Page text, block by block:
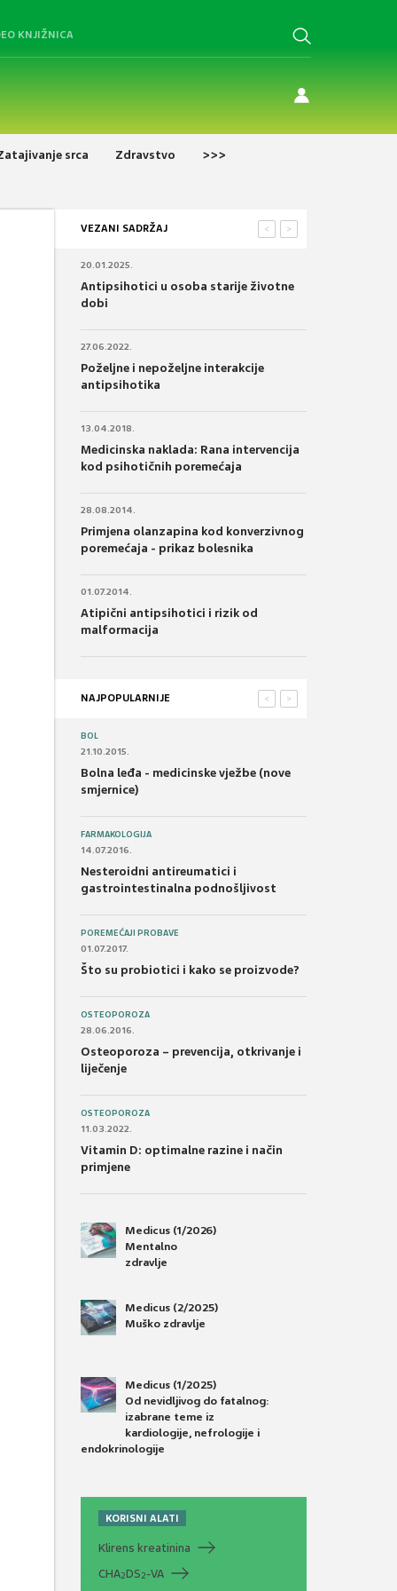
KNJIŽNICA
srca Zdravstvo >>>
VEZANI SADRŽAJ >
<
20.01.2025.
Antipsihotici u osoba starije životne
dobi
27.06.2022.
Poželjne i nepoželjne interakcije
antipsihotika
13.04.2018.
Medicinska naklada: Rana intervencija
kod psihotičnih poremećaja
28.08.2014.
Primjena olanzapina kod konverzivnog
poremećaja - prikaz bolesnika
01.07.2014.
Atipični antipsihotici i rizik od
malformacija
NAJPOPULARNIJE >
<
BOL
21.10.2015.
Bolna leđa - medicinske vježbe (nove
smjernice)
FARMAKOLOGIJA
14.07.2016.
Nesteroidni antireumatici i
gastrointestinalna podnošljivost
POREMEĆAJI PROBAVE
01.07.2017.
Što su probiotici i kako se proizvode?
OSTEOPOROZA
28.06.2016.
Osteoporoza – prevencija, otkrivanje i
liječenje
OSTEOPOROZA
11.03.2022.
Vitamin D: optimalne razine i način
primjene
Medicus (1/2026)
Mentalno
zdravlje
Medicus (2/2025)
Muško zdravlje
Medicus (1/2025)
Od nevidljivog do fatalnog:
izabrane teme iz
kardiologije, nefrologije i
endokrinologije
KORISNI ALATI
Klirens kreatinina
CHA2DS2-VA